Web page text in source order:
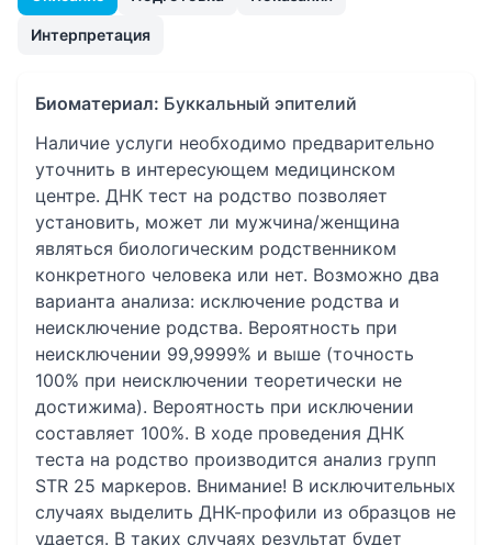
Интерпретация
Биоматериал: Буккальный эпителий
Наличие услуги необходимо предварительно
уточнить в интересующем медицинском
центре. ДНК тест на родство позволяет
установить, может ли мужчина/женщина
являться биологическим родственником
конкретного человека или нет. Возможно два
варианта анализа: исключение родства и
неисключение родства. Вероятность при
неисключении 99,9999% и выше (точность
100% при неисключении теоретически не
достижима). Вероятность при исключении
составляет 100%. В ходе проведения ДНК
теста на родство производится анализ групп
STR 25 маркеров. Внимание! В исключительных
случаях выделить ДНК-профили из образцов не
удается. В таких случаях результат будет